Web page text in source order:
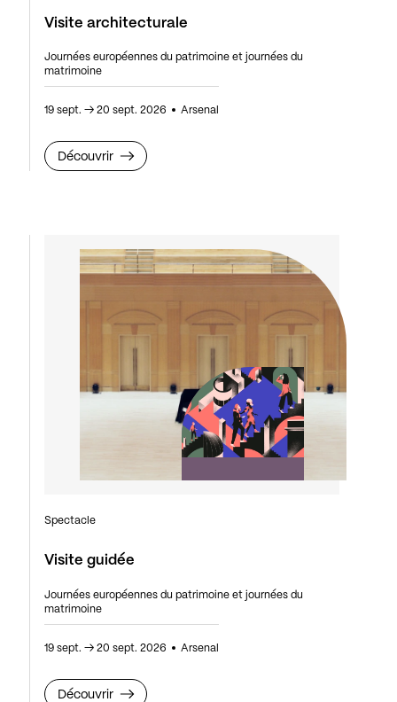
Visite architecturale
Journées européennes du patrimoine et journées du
matrimoine
19 sept. →20 sept. 2026 Arsenal
Découvrir
Visite guidée
Spectacle
Journées européennes du patrimoine et journées du
matrimoine
19 sept. →20 sept. 2026 Arsenal
Découvrir